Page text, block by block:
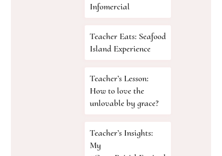
Infomercial
Teacher Eats: Seafood
Island Experience
Teacher’s Lesson:
How to love the
unlovable by grace?
Teacher’s Insights:
My